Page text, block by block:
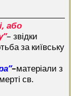
або
– звідки
за київську
–матеріали з
св.